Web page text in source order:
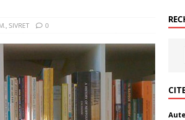
, SIVRET 0